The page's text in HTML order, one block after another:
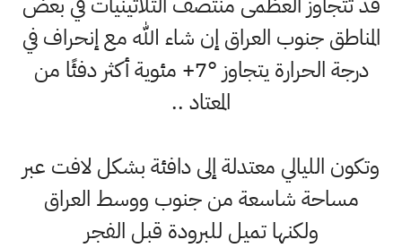
المناطق جنوب العراق إن شاء الله مع إنحراف في
درجة الحرارة يتجاوز °7+ مئوية أكثر دفئًا من
المعتاد ..
وتكون الليالي معتدلة إلى دافئة بشكل لافت عبر
مساحة شاسعة من جنوب ووسط العراق
ولكنها تميل للبرودة قبل الفجر